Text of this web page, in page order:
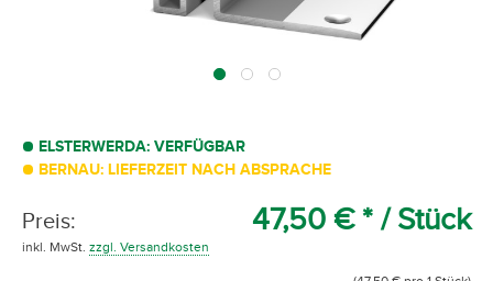
ELSTERWERDA: VERFÜGBAR
BERNAU: LIEFERZEIT NACH ABSPRACHE
Preis: 47,50 € * / Stück
inkl. MwSt. zzgl. Versandkosten